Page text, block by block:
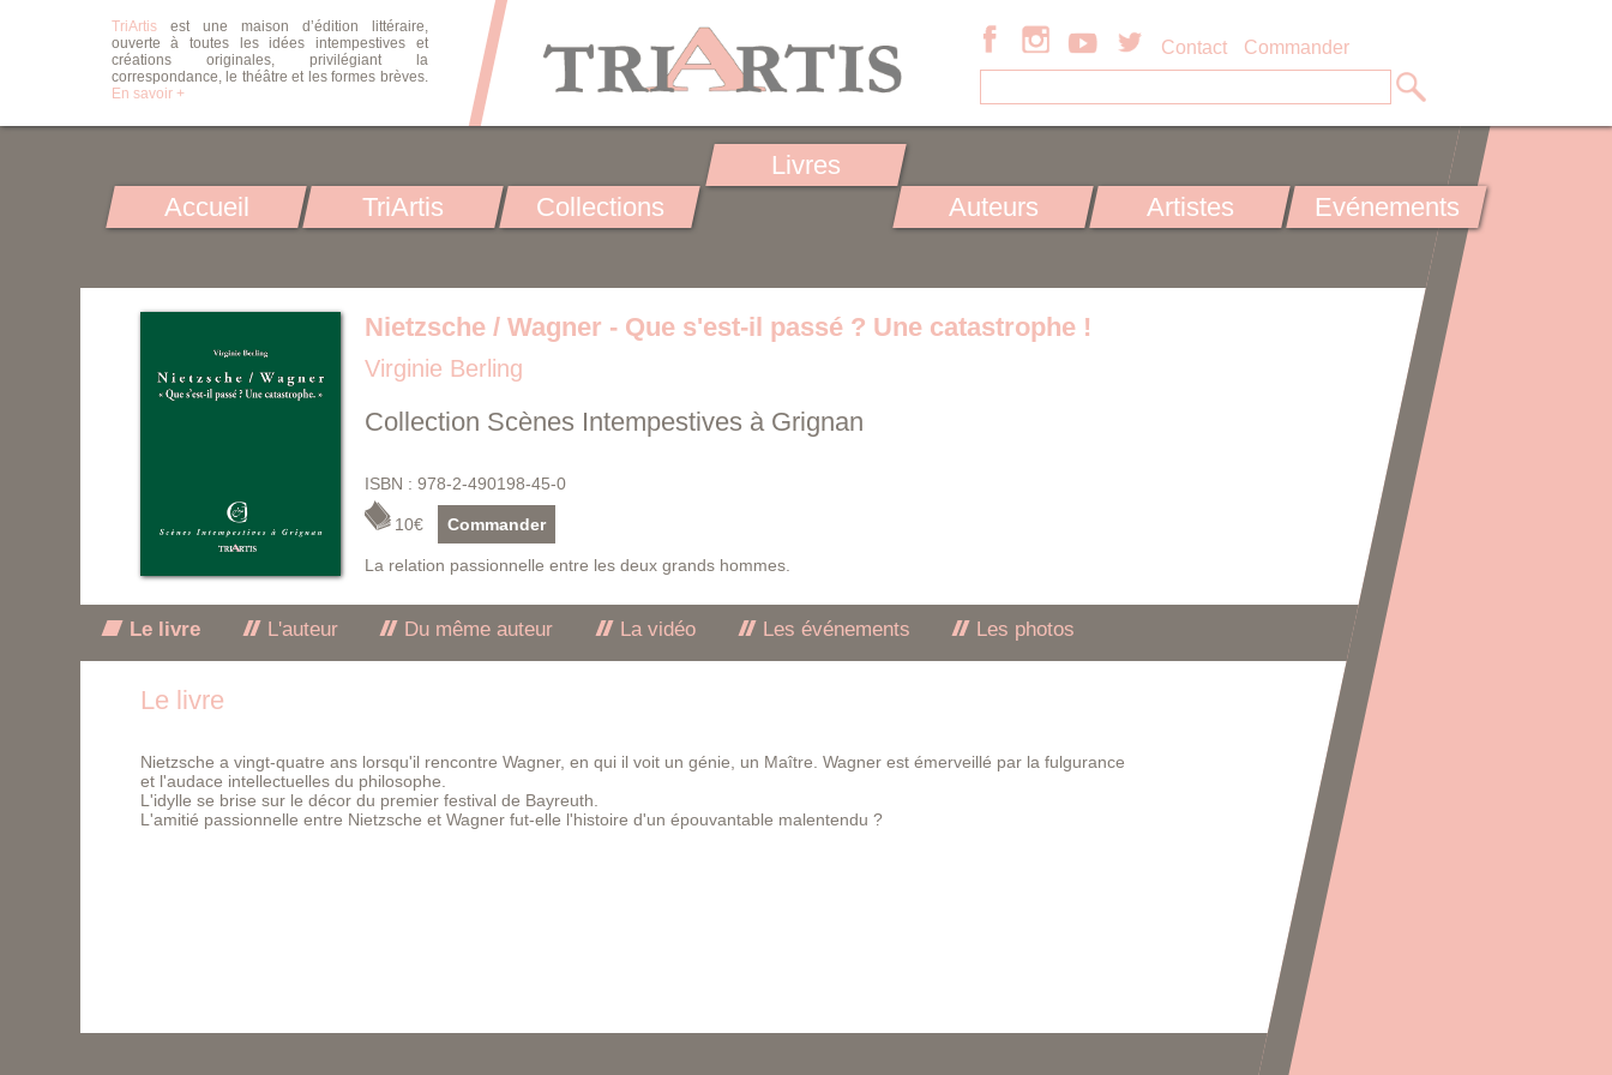
TriArtisest une maison d’édition littéraire,
ouverte à toutes les idées intempestives et
créations originales, privilégiant la
correspondance, le théâtre et les formes brèves.
En savoir +
Contact Commander
Accueil TriArtis Collections
Livres
Auteurs
Artistes Evénements
Nietzsche / Wagner - Que s'est-il passé ? Une catastrophe !
Virginie Berling
Collection Scènes Intempestives à Grignan
ISBN : 978-2-490198-45-0
10€ Commander
La relation passionnelle entre les deux grands hommes.
Le livre L'auteur Du même auteur La vidéo Les événements Les photos
Le livre
Nietzsche a vingt-quatre ans lorsqu'il rencontre Wagner, en qui il voit un génie, un Maître. Wagner est émerveillé par la fulgurance
et l'audace intellectuelles du philosophe.
L'idylle se brise sur le décor du premier festival de Bayreuth.
L'amitié passionnelle entre Nietzsche et Wagner fut-elle l'histoire d'un épouvantable malentendu ?